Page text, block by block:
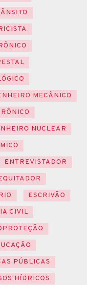
MECÂNICO
NUCLEAR
ENTREVISTADOR
ESCRIVÃO
CIVIL
PÚBLICAS
HÍDRICOS